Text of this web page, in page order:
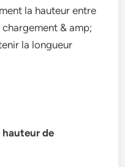
la hauteur entre
& amp;
la longueur
hauteur de